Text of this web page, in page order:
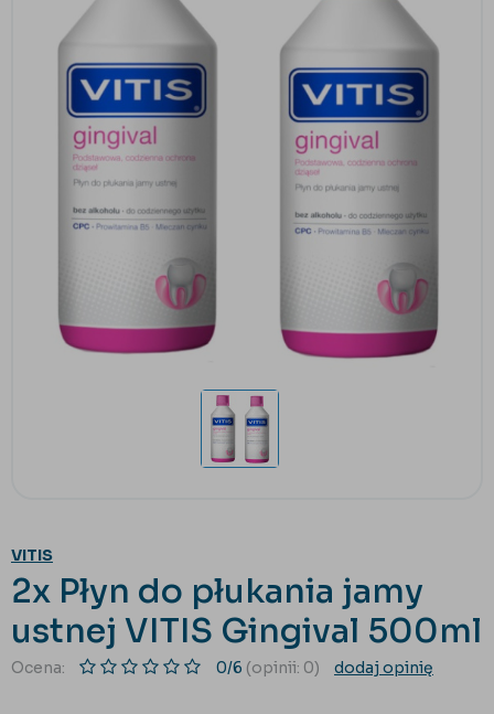
VITIS
2x Płyn do płukania jamy
ustnej VITIS Gingival 500ml
Ocena: 0/6 (opinii: 0) dodaj opinię